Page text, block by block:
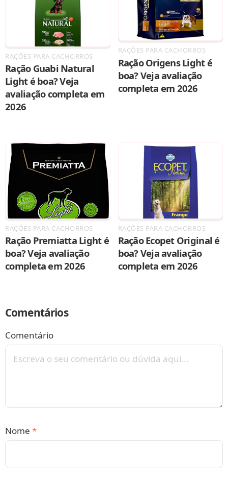
RAÇÕES PARA CACHORROS
Ração Guabi Natural
Light é boa? Veja
avaliação completa em
2026
RAÇÕES PARA CACHORROS
Ração Origens Light é
boa? Veja avaliação
completa em 2026
RAÇÕES PARA CACHORROS
Ração Premiatta Light é
boa? Veja avaliação
completa em 2026
RAÇÕES PARA CACHORROS
Ração Ecopet Original é
boa? Veja avaliação
completa em 2026
Comentários
Comentário
Nome *